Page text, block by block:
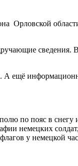
Орловской
ещё
по пояс в снегу
немецких
у немецкой